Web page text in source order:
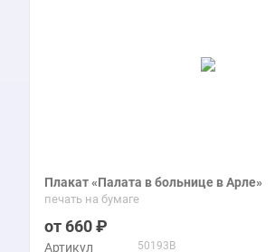
Плакат «Палата в больнице в Арле»
печать на бумаге
660
Артикул 50193B